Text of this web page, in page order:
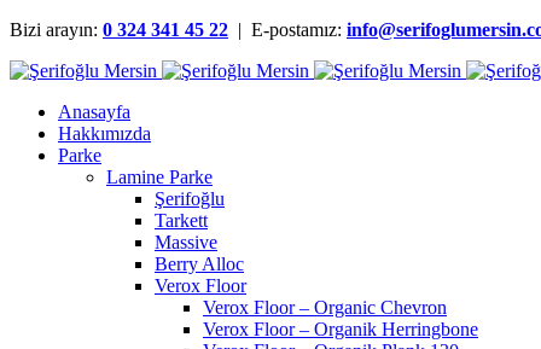
Bizi arayın: 0 324 341 45 22 | E-postamız:
Anasayfa
Hakkımızda
Parke
Lamine Parke
Şerifoğlu
Tarkett
Massive
Berry Alloc
Verox Floor
Verox Floor – Organic Chevron
Verox Floor – Organik Herringbone